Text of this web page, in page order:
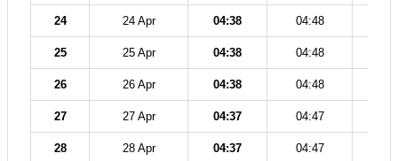
24 24 Apr 04:38 04:48
25 25 Apr 04:38 04:48
26 26 Apr 04:38 04:48
27 27 Apr 04:37 04:47
28 28 Apr 04:37 04:47